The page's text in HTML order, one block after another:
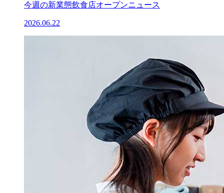
今週の新業態飲食店オープンニュース
2026.06.22